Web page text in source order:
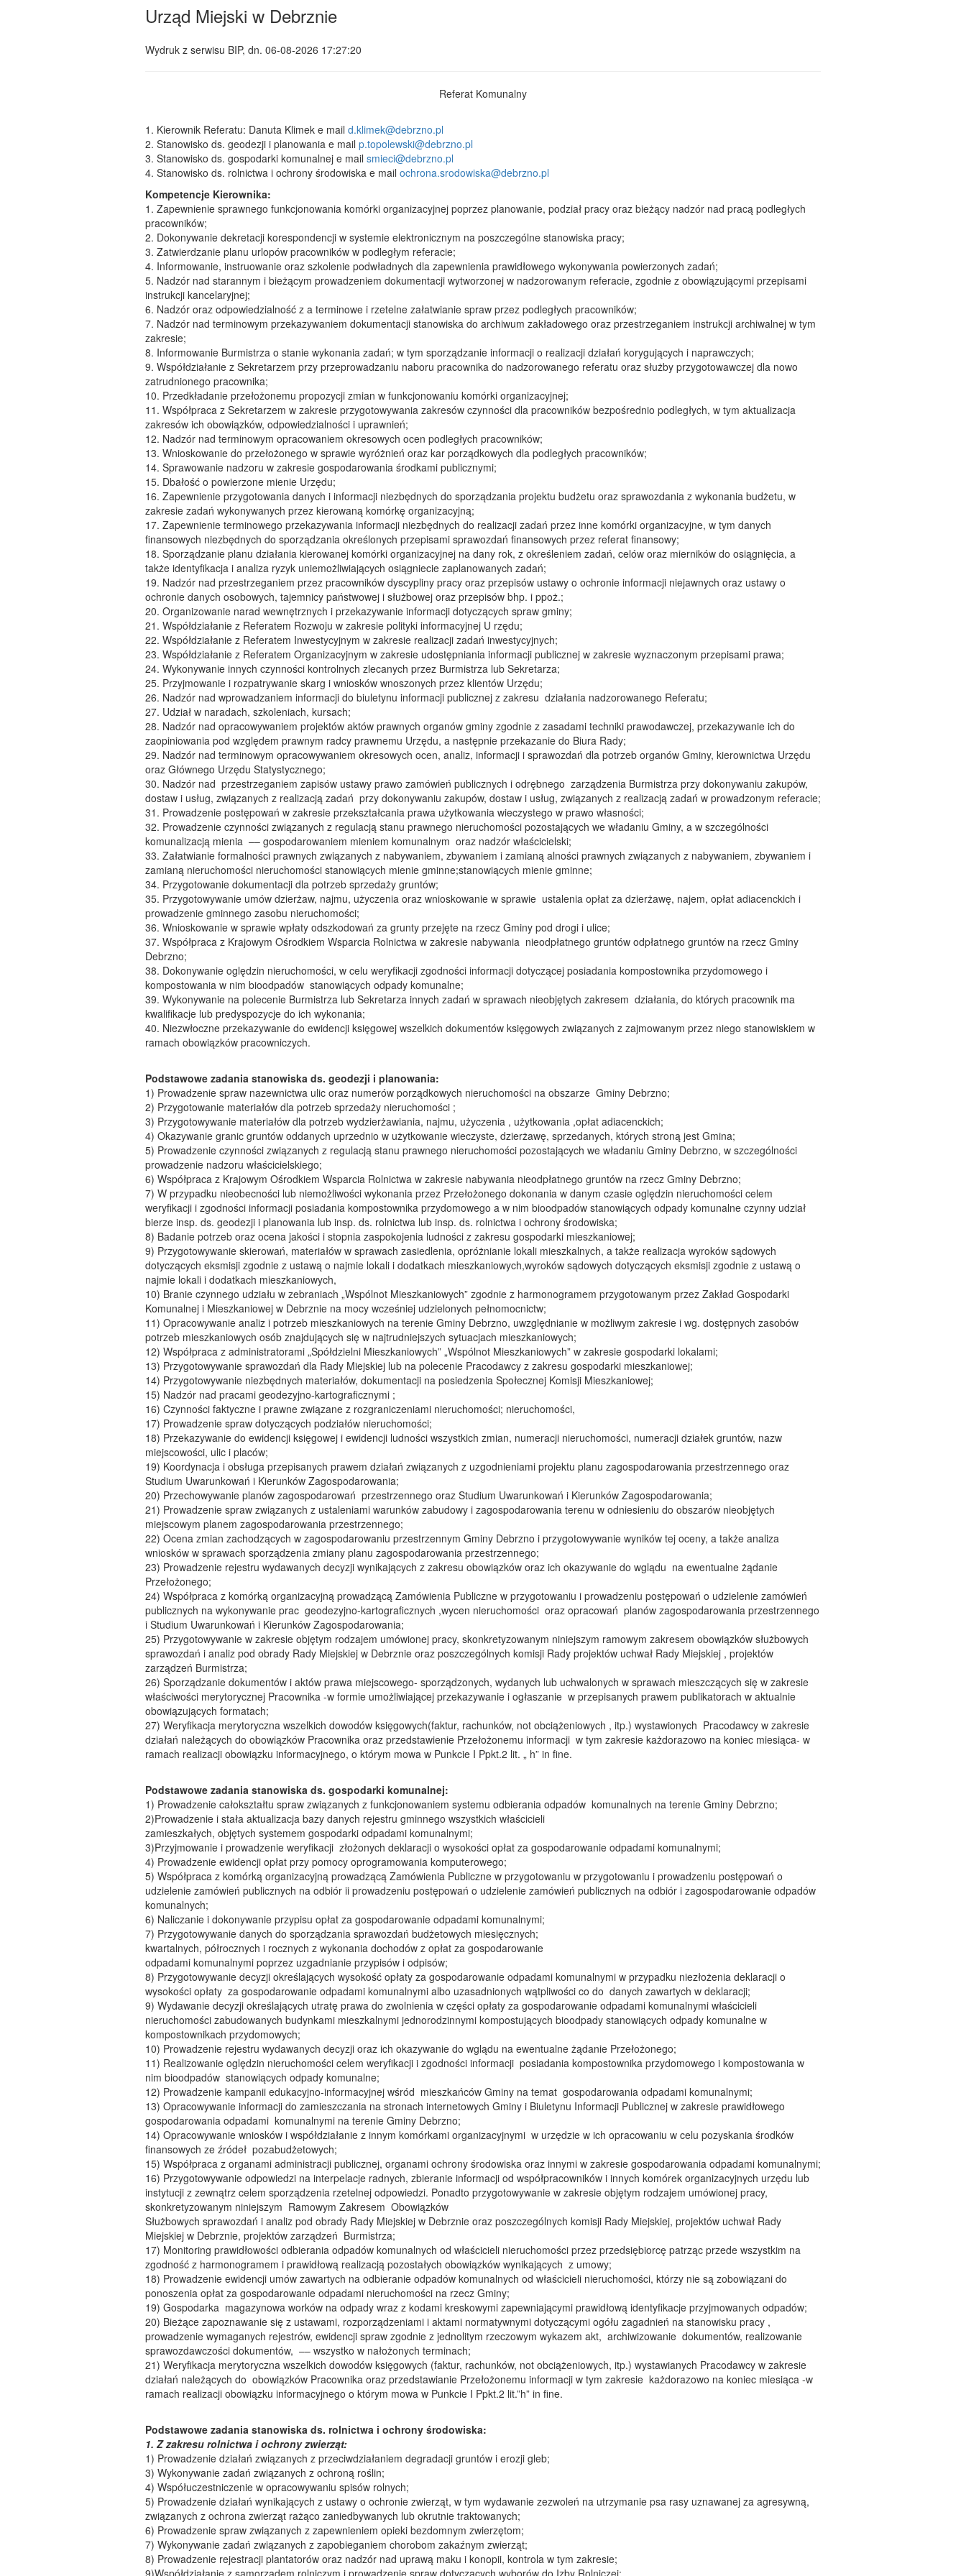
Urząd Miejski w Debrznie
Wydruk z serwisu BIP, dn. 06-08-2026 17:27:20
Referat Komunalny
1. Kierownik Referatu: Danuta Klimek e mail d.klimek@debrzno.pl
2. Stanowisko ds. geodezji i planowania e mail p.topolewski@debrzno.pl
3. Stanowisko ds. gospodarki komunalnej e mail smieci@debrzno.pl
4. Stanowisko ds. rolnictwa i ochrony środowiska e mail ochrona.srodowiska@debrzno.pl
Kompetencje Kierownika:
1. Zapewnienie sprawnego funkcjonowania komórki organizacyjnej poprzez planowanie, podział pracy oraz bieżący nadzór nad pracą podległych
pracowników;
2. Dokonywanie dekretacji korespondencji w systemie elektronicznym na poszczególne stanowiska pracy;
3. Zatwierdzanie planu urlopów pracowników w podległym referacie;
4. Informowanie, instruowanie oraz szkolenie podwładnych dla zapewnienia prawidłowego wykonywania powierzonych zadań;
5. Nadzór nad starannym i bieżącym prowadzeniem dokumentacji wytworzonej w nadzorowanym referacie, zgodnie z obowiązującymi przepisami
instrukcji kancelaryjnej;
6. Nadzór oraz odpowiedzialność z a terminowe i rzetelne załatwianie spraw przez podległych pracowników;
7. Nadzór nad terminowym przekazywaniem dokumentacji stanowiska do archiwum zakładowego oraz przestrzeganiem instrukcji archiwalnej w tym
zakresie;
8. Informowanie Burmistrza o stanie wykonania zadań; w tym sporządzanie informacji o realizacji działań korygujących i naprawczych;
9. Współdziałanie z Sekretarzem przy przeprowadzaniu naboru pracownika do nadzorowanego referatu oraz służby przygotowawczej dla nowo
zatrudnionego pracownika;
10. Przedkładanie przełożonemu propozycji zmian w funkcjonowaniu komórki organizacyjnej;
11. Współpraca z Sekretarzem w zakresie przygotowywania zakresów czynności dla pracowników bezpośrednio podległych, w tym aktualizacja
zakresów ich obowiązków, odpowiedzialności i uprawnień;
12. Nadzór nad terminowym opracowaniem okresowych ocen podległych pracowników;
13. Wnioskowanie do przełożonego w sprawie wyróżnień oraz kar porządkowych dla podległych pracowników;
14. Sprawowanie nadzoru w zakresie gospodarowania środkami publicznymi;
15. Dbałość o powierzone mienie Urzędu;
16. Zapewnienie przygotowania danych i informacji niezbędnych do sporządzania projektu budżetu oraz sprawozdania z wykonania budżetu, w
zakresie zadań wykonywanych przez kierowaną komórkę organizacyjną;
17. Zapewnienie terminowego przekazywania informacji niezbędnych do realizacji zadań przez inne komórki organizacyjne, w tym danych
finansowych niezbędnych do sporządzania określonych przepisami sprawozdań finansowych przez referat finansowy;
18. Sporządzanie planu działania kierowanej komórki organizacyjnej na dany rok, z określeniem zadań, celów oraz mierników do osiągnięcia, a
także identyfikacja i analiza ryzyk uniemożliwiających osiągniecie zaplanowanych zadań;
19. Nadzór nad przestrzeganiem przez pracowników dyscypliny pracy oraz przepisów ustawy o ochronie informacji niejawnych oraz ustawy o
ochronie danych osobowych, tajemnicy państwowej i służbowej oraz przepisów bhp. i ppoż.;
20. Organizowanie narad wewnętrznych i przekazywanie informacji dotyczących spraw gminy;
21. Współdziałanie z Referatem Rozwoju w zakresie polityki informacyjnej U rzędu;
22. Współdziałanie z Referatem Inwestycyjnym w zakresie realizacji zadań inwestycyjnych;
23. Współdziałanie z Referatem Organizacyjnym w zakresie udostępniania informacji publicznej w zakresie wyznaczonym przepisami prawa;
24. Wykonywanie innych czynności kontrolnych zlecanych przez Burmistrza lub Sekretarza;
25. Przyjmowanie i rozpatrywanie skarg i wniosków wnoszonych przez klientów Urzędu;
26. Nadzór nad wprowadzaniem informacji do biuletynu informacji publicznej z zakresu działania nadzorowanego Referatu;
27. Udział w naradach, szkoleniach, kursach;
28. Nadzór nad opracowywaniem projektów aktów prawnych organów gminy zgodnie z zasadami techniki prawodawczej, przekazywanie ich do
zaopiniowania pod względem prawnym radcy prawnemu Urzędu, a następnie przekazanie do Biura Rady;
29. Nadzór nad terminowym opracowywaniem okresowych ocen, analiz, informacji i sprawozdań dla potrzeb organów Gminy, kierownictwa Urzędu
oraz Głównego Urzędu Statystycznego;
30. Nadzór nad przestrzeganiem zapisów ustawy prawo zamówień publicznych i odrębnego zarządzenia Burmistrza przy dokonywaniu zakupów,
dostaw i usług, związanych z realizacją zadań przy dokonywaniu zakupów, dostaw i usług, związanych z realizacją zadań w prowadzonym referacie;
31. Prowadzenie postępowań w zakresie przekształcania prawa użytkowania wieczystego w prawo własności;
32. Prowadzenie czynności związanych z regulacją stanu prawnego nieruchomości pozostających we władaniu Gminy, a w szczególności
komunalizacją mienia –– gospodarowaniem mieniem komunalnym oraz nadzór właścicielski;
33. Załatwianie formalności prawnych związanych z nabywaniem, zbywaniem i zamianą alności prawnych związanych z nabywaniem, zbywaniem i
zamianą nieruchomości nieruchomości stanowiących mienie gminne;stanowiących mienie gminne;
34. Przygotowanie dokumentacji dla potrzeb sprzedaży gruntów;
35. Przygotowywanie umów dzierżaw, najmu, użyczenia oraz wnioskowanie w sprawie ustalenia opłat za dzierżawę, najem, opłat adiacenckich i
prowadzenie gminnego zasobu nieruchomości;
36. Wnioskowanie w sprawie wpłaty odszkodowań za grunty przejęte na rzecz Gminy pod drogi i ulice;
37. Współpraca z Krajowym Ośrodkiem Wsparcia Rolnictwa w zakresie nabywania nieodpłatnego gruntów odpłatnego gruntów na rzecz Gminy
Debrzno;
38. Dokonywanie oględzin nieruchomości, w celu weryfikacji zgodności informacji dotyczącej posiadania kompostownika przydomowego i
kompostowania w nim bioodpadów stanowiących odpady komunalne;
39. Wykonywanie na polecenie Burmistrza lub Sekretarza innych zadań w sprawach nieobjętych zakresem działania, do których pracownik ma
kwalifikacje lub predyspozycje do ich wykonania;
40. Niezwłoczne przekazywanie do ewidencji księgowej wszelkich dokumentów księgowych związanych z zajmowanym przez niego stanowiskiem w
ramach obowiązków pracowniczych.
Podstawowe zadania stanowiska ds. geodezji i planowania:
1) Prowadzenie spraw nazewnictwa ulic oraz numerów porządkowych nieruchomości na obszarze Gminy Debrzno;
2) Przygotowanie materiałów dla potrzeb sprzedaży nieruchomości ;
3) Przygotowywanie materiałów dla potrzeb wydzierżawiania, najmu, użyczenia , użytkowania ,opłat adiacenckich;
4) Okazywanie granic gruntów oddanych uprzednio w użytkowanie wieczyste, dzierżawę, sprzedanych, których stroną jest Gmina;
5) Prowadzenie czynności związanych z regulacją stanu prawnego nieruchomości pozostających we władaniu Gminy Debrzno, w szczególności
prowadzenie nadzoru właścicielskiego;
6) Współpraca z Krajowym Ośrodkiem Wsparcia Rolnictwa w zakresie nabywania nieodpłatnego gruntów na rzecz Gminy Debrzno;
7) W przypadku nieobecności lub niemożliwości wykonania przez Przełożonego dokonania w danym czasie oględzin nieruchomości celem
weryfikacji i zgodności informacji posiadania kompostownika przydomowego a w nim bioodpadów stanowiących odpady komunalne czynny udział
bierze insp. ds. geodezji i planowania lub insp. ds. rolnictwa lub insp. ds. rolnictwa i ochrony środowiska;
8) Badanie potrzeb oraz ocena jakości i stopnia zaspokojenia ludności z zakresu gospodarki mieszkaniowej;
9) Przygotowywanie skierowań, materiałów w sprawach zasiedlenia, opróżnianie lokali mieszkalnych, a także realizacja wyroków sądowych
dotyczących eksmisji zgodnie z ustawą o najmie lokali i dodatkach mieszkaniowych,wyroków sądowych dotyczących eksmisji zgodnie z ustawą o
najmie lokali i dodatkach mieszkaniowych,
10) Branie czynnego udziału w zebraniach „Wspólnot Mieszkaniowych” zgodnie z harmonogramem przygotowanym przez Zakład Gospodarki
Komunalnej i Mieszkaniowej w Debrznie na mocy wcześniej udzielonych pełnomocnictw;
11) Opracowywanie analiz i potrzeb mieszkaniowych na terenie Gminy Debrzno, uwzględnianie w możliwym zakresie i wg. dostępnych zasobów
potrzeb mieszkaniowych osób znajdujących się w najtrudniejszych sytuacjach mieszkaniowych;
12) Współpraca z administratorami „Spółdzielni Mieszkaniowych” „Wspólnot Mieszkaniowych” w zakresie gospodarki lokalami;
13) Przygotowywanie sprawozdań dla Rady Miejskiej lub na polecenie Pracodawcy z zakresu gospodarki mieszkaniowej;
14) Przygotowywanie niezbędnych materiałów, dokumentacji na posiedzenia Społecznej Komisji Mieszkaniowej;
15) Nadzór nad pracami geodezyjno-kartograficznymi ;
16) Czynności faktyczne i prawne związane z rozgraniczeniami nieruchomości; nieruchomości,
17) Prowadzenie spraw dotyczących podziałów nieruchomości;
18) Przekazywanie do ewidencji księgowej i ewidencji ludności wszystkich zmian, numeracji nieruchomości, numeracji działek gruntów, nazw
miejscowości, ulic i placów;
19) Koordynacja i obsługa przepisanych prawem działań związanych z uzgodnieniami projektu planu zagospodarowania przestrzennego oraz
Studium Uwarunkowań i Kierunków Zagospodarowania;
20) Przechowywanie planów zagospodarowań przestrzennego oraz Studium Uwarunkowań i Kierunków Zagospodarowania;
21) Prowadzenie spraw związanych z ustaleniami warunków zabudowy i zagospodarowania terenu w odniesieniu do obszarów nieobjętych
miejscowym planem zagospodarowania przestrzennego;
22) Ocena zmian zachodzących w zagospodarowaniu przestrzennym Gminy Debrzno i przygotowywanie wyników tej oceny, a także analiza
wniosków w sprawach sporządzenia zmiany planu zagospodarowania przestrzennego;
23) Prowadzenie rejestru wydawanych decyzji wynikających z zakresu obowiązków oraz ich okazywanie do wglądu na ewentualne żądanie
Przełożonego;
24) Współpraca z komórką organizacyjną prowadzącą Zamówienia Publiczne w przygotowaniu i prowadzeniu postępowań o udzielenie zamówień
publicznych na wykonywanie prac geodezyjno-kartograficznych ,wycen nieruchomości oraz opracowań planów zagospodarowania przestrzennego
i Studium Uwarunkowań i Kierunków Zagospodarowania;
25) Przygotowywanie w zakresie objętym rodzajem umówionej pracy, skonkretyzowanym niniejszym ramowym zakresem obowiązków służbowych
sprawozdań i analiz pod obrady Rady Miejskiej w Debrznie oraz poszczególnych komisji Rady projektów uchwał Rady Miejskiej , projektów
zarządzeń Burmistrza;
26) Sporządzanie dokumentów i aktów prawa miejscowego- sporządzonych, wydanych lub uchwalonych w sprawach mieszczących się w zakresie
właściwości merytorycznej Pracownika -w formie umożliwiającej przekazywanie i ogłaszanie w przepisanych prawem publikatorach w aktualnie
obowiązujących formatach;
27) Weryfikacja merytoryczna wszelkich dowodów księgowych(faktur, rachunków, not obciążeniowych , itp.) wystawionych Pracodawcy w zakresie
działań należących do obowiązków Pracownika oraz przedstawienie Przełożonemu informacji w tym zakresie każdorazowo na koniec miesiąca- w
ramach realizacji obowiązku informacyjnego, o którym mowa w Punkcie I Ppkt.2 lit. „ h” in fine.
Podstawowe zadania stanowiska ds. gospodarki komunalnej:
1) Prowadzenie całokształtu spraw związanych z funkcjonowaniem systemu odbierania odpadów komunalnych na terenie Gminy Debrzno;
2)Prowadzenie i stała aktualizacja bazy danych rejestru gminnego wszystkich właścicieli
zamieszkałych, objętych systemem gospodarki odpadami komunalnymi;
3)Przyjmowanie i prowadzenie weryfikacji złożonych deklaracji o wysokości opłat za gospodarowanie odpadami komunalnymi;
4) Prowadzenie ewidencji opłat przy pomocy oprogramowania komputerowego;
5) Współpraca z komórką organizacyjną prowadzącą Zamówienia Publiczne w przygotowaniu w przygotowaniu i prowadzeniu postępowań o
udzielenie zamówień publicznych na odbiór ii prowadzeniu postępowań o udzielenie zamówień publicznych na odbiór i zagospodarowanie odpadów
komunalnych;
6) Naliczanie i dokonywanie przypisu opłat za gospodarowanie odpadami komunalnymi;
7) Przygotowywanie danych do sporządzania sprawozdań budżetowych miesięcznych;
kwartalnych, półrocznych i rocznych z wykonania dochodów z opłat za gospodarowanie
odpadami komunalnymi poprzez uzgadnianie przypisów i odpisów;
8) Przygotowywanie decyzji określających wysokość opłaty za gospodarowanie odpadami komunalnymi w przypadku niezłożenia deklaracji o
wysokości opłaty za gospodarowanie odpadami komunalnymi albo uzasadnionych wątpliwości co do danych zawartych w deklaracji;
9) Wydawanie decyzji określających utratę prawa do zwolnienia w części opłaty za gospodarowanie odpadami komunalnymi właścicieli
nieruchomości zabudowanych budynkami mieszkalnymi jednorodzinnymi kompostujących bioodpady stanowiących odpady komunalne w
kompostownikach przydomowych;
10) Prowadzenie rejestru wydawanych decyzji oraz ich okazywanie do wglądu na ewentualne żądanie Przełożonego;
11) Realizowanie oględzin nieruchomości celem weryfikacji i zgodności informacji posiadania kompostownika przydomowego i kompostowania w
nim bioodpadów stanowiących odpady komunalne;
12) Prowadzenie kampanii edukacyjno-informacyjnej wśród mieszkańców Gminy na temat gospodarowania odpadami komunalnymi;
13) Opracowywanie informacji do zamieszczania na stronach internetowych Gminy i Biuletynu Informacji Publicznej w zakresie prawidłowego
gospodarowania odpadami komunalnymi na terenie Gminy Debrzno;
14) Opracowywanie wniosków i współdziałanie z innym komórkami organizacyjnymi w urzędzie w ich opracowaniu w celu pozyskania środków
finansowych ze źródeł pozabudżetowych;
15) Współpraca z organami administracji publicznej, organami ochrony środowiska oraz innymi w zakresie gospodarowania odpadami komunalnymi;
16) Przygotowywanie odpowiedzi na interpelacje radnych, zbieranie informacji od współpracowników i innych komórek organizacyjnych urzędu lub
instytucji z zewnątrz celem sporządzenia rzetelnej odpowiedzi. Ponadto przygotowywanie w zakresie objętym rodzajem umówionej pracy,
skonkretyzowanym niniejszym Ramowym Zakresem Obowiązków
Służbowych sprawozdań i analiz pod obrady Rady Miejskiej w Debrznie oraz poszczególnych komisji Rady Miejskiej, projektów uchwał Rady
Miejskiej w Debrznie, projektów zarządzeń Burmistrza;
17) Monitoring prawidłowości odbierania odpadów komunalnych od właścicieli nieruchomości przez przedsiębiorcę patrząc przede wszystkim na
zgodność z harmonogramem i prawidłową realizacją pozostałych obowiązków wynikających z umowy;
18) Prowadzenie ewidencji umów zawartych na odbieranie odpadów komunalnych od właścicieli nieruchomości, którzy nie są zobowiązani do
ponoszenia opłat za gospodarowanie odpadami nieruchomości na rzecz Gminy;
19) Gospodarka magazynowa worków na odpady wraz z kodami kreskowymi zapewniającymi prawidłową identyfikacje przyjmowanych odpadów;
20) Bieżące zapoznawanie się z ustawami, rozporządzeniami i aktami normatywnymi dotyczącymi ogółu zagadnień na stanowisku pracy ,
prowadzenie wymaganych rejestrów, ewidencji spraw zgodnie z jednolitym rzeczowym wykazem akt, archiwizowanie dokumentów, realizowanie
sprawozdawczości dokumentów, –– wszystko w nałożonych terminach;
21) Weryfikacja merytoryczna wszelkich dowodów księgowych (faktur, rachunków, not obciążeniowych, itp.) wystawianych Pracodawcy w zakresie
działań należących do obowiązków Pracownika oraz przedstawianie Przełożonemu informacji w tym zakresie każdorazowo na koniec miesiąca -w
ramach realizacji obowiązku informacyjnego o którym mowa w Punkcie I Ppkt.2 lit.”h” in fine.
Podstawowe zadania stanowiska ds. rolnictwa i ochrony środowiska:
1. Z zakresu rolnictwa i ochrony zwierząt:
1) Prowadzenie działań związanych z przeciwdziałaniem degradacji gruntów i erozji gleb;
3) Wykonywanie zadań związanych z ochroną roślin;
4) Współuczestniczenie w opracowywaniu spisów rolnych;
5) Prowadzenie działań wynikających z ustawy o ochronie zwierząt, w tym wydawanie zezwoleń na utrzymanie psa rasy uznawanej za agresywną,
związanych z ochrona zwierząt rażąco zaniedbywanych lub okrutnie traktowanych;
6) Prowadzenie spraw związanych z zapewnieniem opieki bezdomnym zwierzętom;
7) Wykonywanie zadań związanych z zapobieganiem chorobom zakaźnym zwierząt;
8) Prowadzenie rejestracji plantatorów oraz nadzór nad uprawą maku i konopii, kontrola w tym zakresie;
9)Współdziałanie z samorządem rolniczym i prowadzenie spraw dotyczących wyborów do Izby Rolniczej;